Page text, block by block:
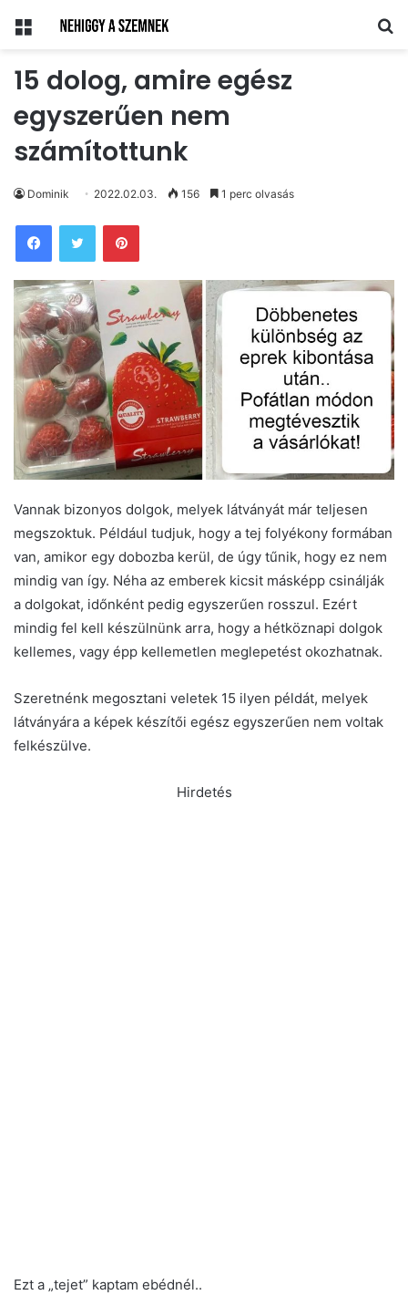
Menü
15 dolog, amire egész
egyszerűen nem
számítottunk
Dominik 2022.02.03. 156 1 perc olvasás
Pinterest
Vannak bizonyos dolgok, melyek látványát már teljesen
megszoktuk. Például tudjuk, hogy a tej folyékony formában
van, amikor egy dobozba kerül, de úgy tűnik, hogy ez nem
mindig van így. Néha az emberek kicsit másképp csinálják
a dolgokat, időnként pedig egyszerűen rosszul. Ezért
mindig fel kell készülnünk arra, hogy a hétköznapi dolgok
kellemes, vagy épp kellemetlen meglepetést okozhatnak.
Szeretnénk megosztani veletek 15 ilyen példát, melyek
látványára a képek készítői egész egyszerűen nem voltak
felkészülve.
Hirdetés
Ezt a „tejet” kaptam ebédnél..